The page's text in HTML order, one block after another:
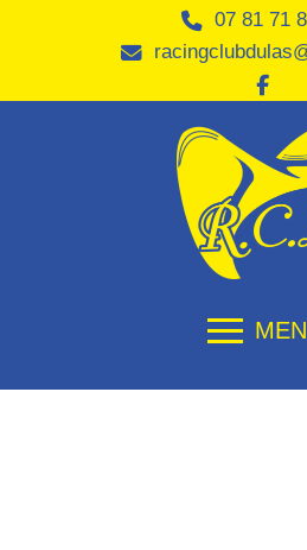
07 81 71